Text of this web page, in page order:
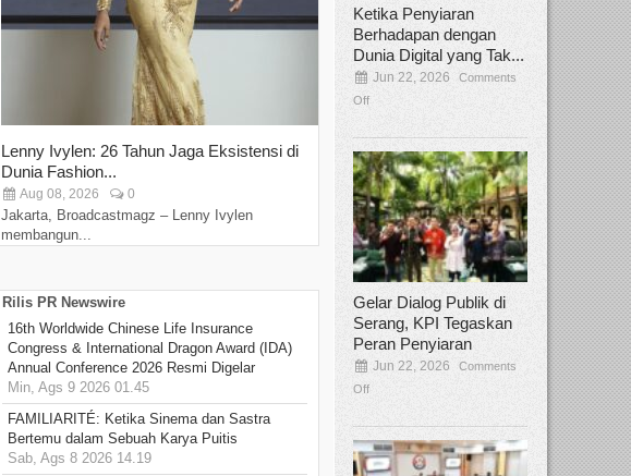
Lenny Ivylen: 26 Tahun Jaga Eksistensi di
Dunia Fashion...
Aug 08, 2026 0
Jakarta, Broadcastmagz – Lenny Ivylen
membangun...
Yan Senjaya, Kreativitas Lima
Sinema Indonesia
Dec 22, 2025 Comments Off
Jakarta, Broadcastmagz – Yan Senjaya
Rilis PR Newswire
16th Worldwide Chinese Life Insurance
Congress & International Dragon Award (IDA)
Annual Conference 2026 Resmi Digelar
Min, Ags 9 2026 01.45
FAMILIARITÉ: Ketika Sinema dan Sastra
Bertemu dalam Sebuah Karya Puitis
Sab, Ags 8 2026 14.19
Ketika Penyiaran
Berhadapan dengan
Dunia Digital yang Tak...
Jun 22, 2026
Comments
Off
Gelar Dialog Publik di
Serang, KPI Tegaskan
Peran Penyiaran
Jun 22, 2026
Comments
Off